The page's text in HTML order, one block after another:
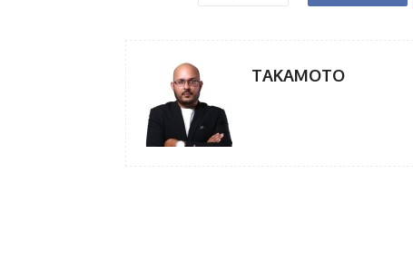
TAKAMOTO